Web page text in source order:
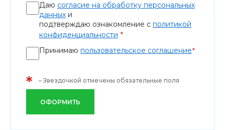
Даю согласие на обработку персональных
данных и
подтверждаю ознакомление с политикой
конфиденциальности *
Принимаю пользовательское соглашение*
* – Звездочкой отмечены обязательные поля
ОФОРМИТЬ